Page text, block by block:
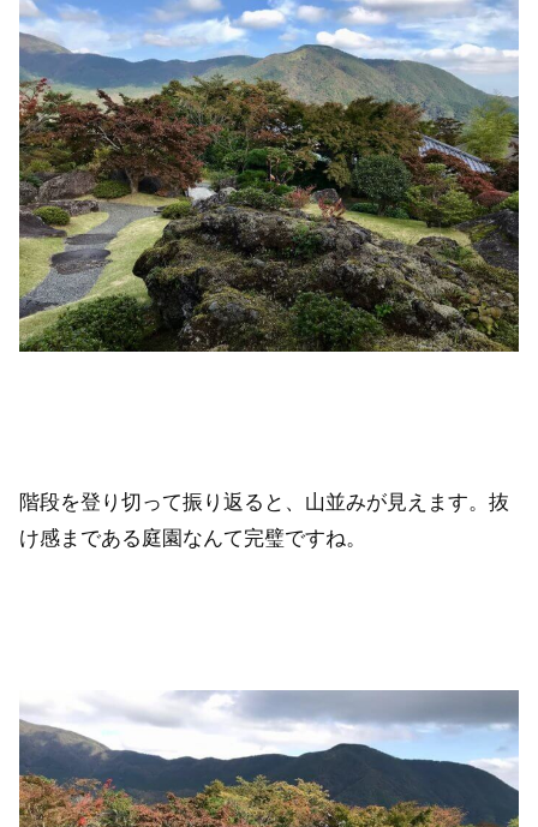
階段を登り切って振り返ると、山並みが見えます。抜
け感まである庭園なんて完璧ですね。